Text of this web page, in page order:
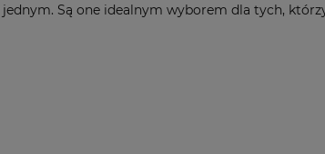
Są one idealnym wyborem dla tych,